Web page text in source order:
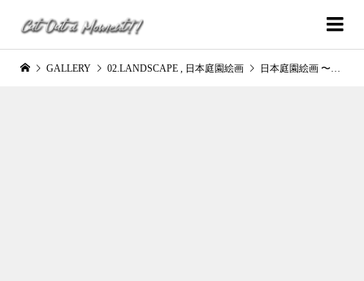
GALLERY 02.LANDSCAPE , 日本庭園絵画 日本庭園絵画 〜十牛〜